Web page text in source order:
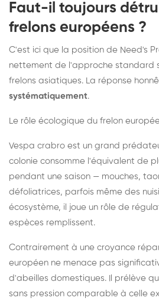
Faut-il toujours
frelons européens ?
C'est ici que la position de Need's
nettement de l'approche standard
frelons asiatiques. La réponse
systématiquement.
Le rôle écologique du frelon
Vespa crabro est un grand
colonie consomme l'équivalent de
pendant une saison — mouches,
défoliatrices, parfois même des
écosystème, il joue un rôle de
espèces remplissent.
Contrairement à une croyance
européen ne menace pas
d'abeilles domestiques. Il prélève
sans pression comparable à celle